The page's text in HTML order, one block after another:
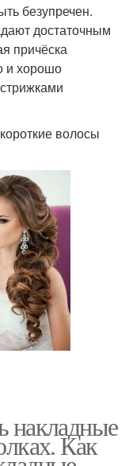
безупречен.
достаточным
причёска
и хорошо
волосы
накладные
Как